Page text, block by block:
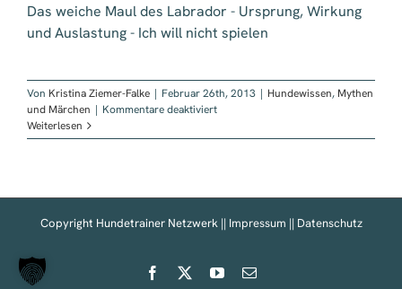
Das weiche Maul des Labrador - Ursprung, Wirkung
und Auslastung - Ich will nicht spielen
Von Kristina Ziemer-Falke | Februar 26th, 2013 | Hundewissen, Mythen
und Märchen | Kommentare deaktiviertfür
„weiche
Weiterlesen
Copyright Hundetrainer Netzwerk || Impressum || Datenschutz
Facebook YouTube
E-